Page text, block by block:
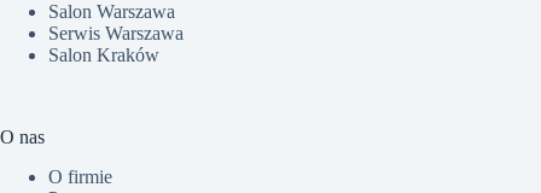
Salon Warszawa
Serwis Warszawa
Salon Kraków
O nas
O firmie